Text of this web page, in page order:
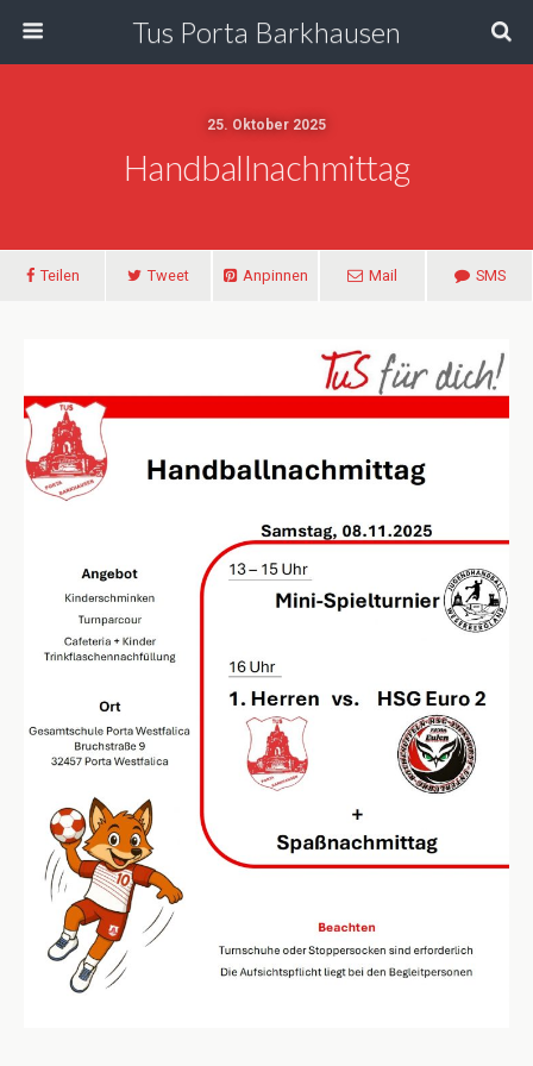
Tus Porta Barkhausen
25. Oktober 2025
Handballnachmittag
Teilen Tweet Anpinnen Mail SMS